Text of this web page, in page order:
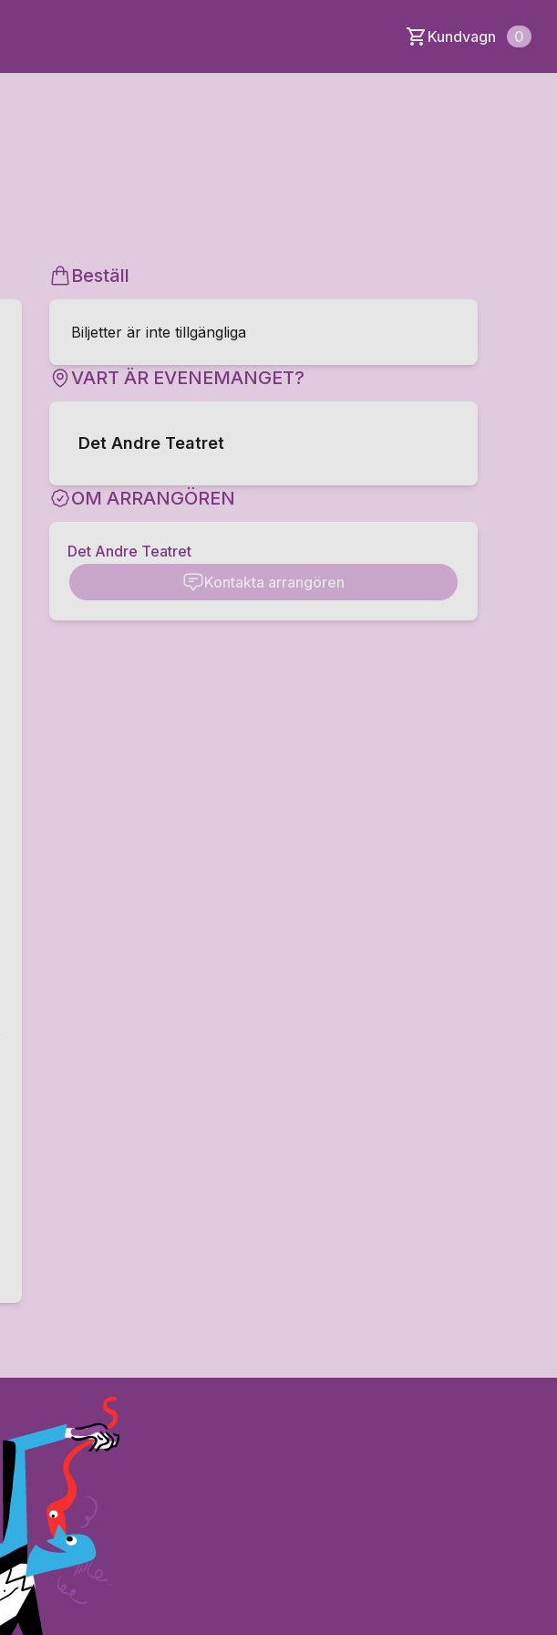
Kundvagn 0
Beställ
Biljetter är inte tillgängliga
VART ÄR EVENEMANGET?
Det Andre Teatret
OM ARRANGÖREN
Det Andre Teatret
Kontakta arrangören